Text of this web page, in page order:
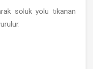
soluk yolu tıkanan